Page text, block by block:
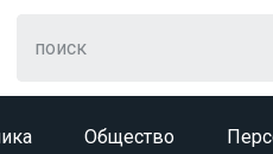
Общество